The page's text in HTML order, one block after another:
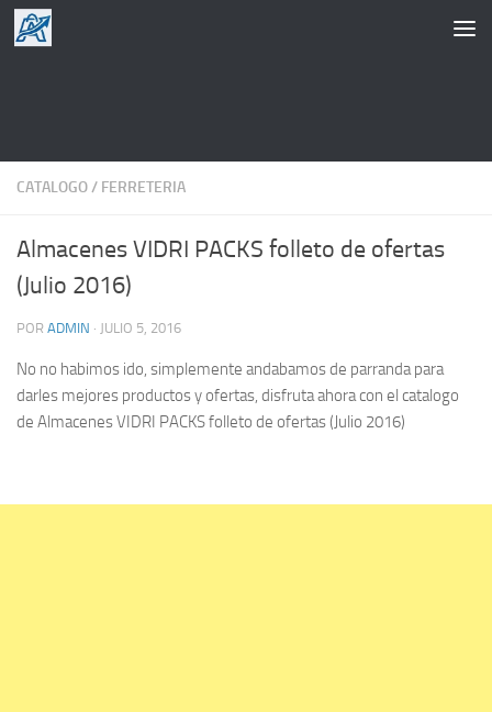
Saltar al contenido
CATALOGO/ FERRETERIA
Almacenes VIDRI PACKS folleto de ofertas
(Julio 2016)
POR ADMIN · JULIO 5, 2016
No no habimos ido, simplemente andabamos de parranda para
darles mejores productos y ofertas, disfruta ahora con el catalogo
de Almacenes VIDRI PACKS folleto de ofertas (Julio 2016)